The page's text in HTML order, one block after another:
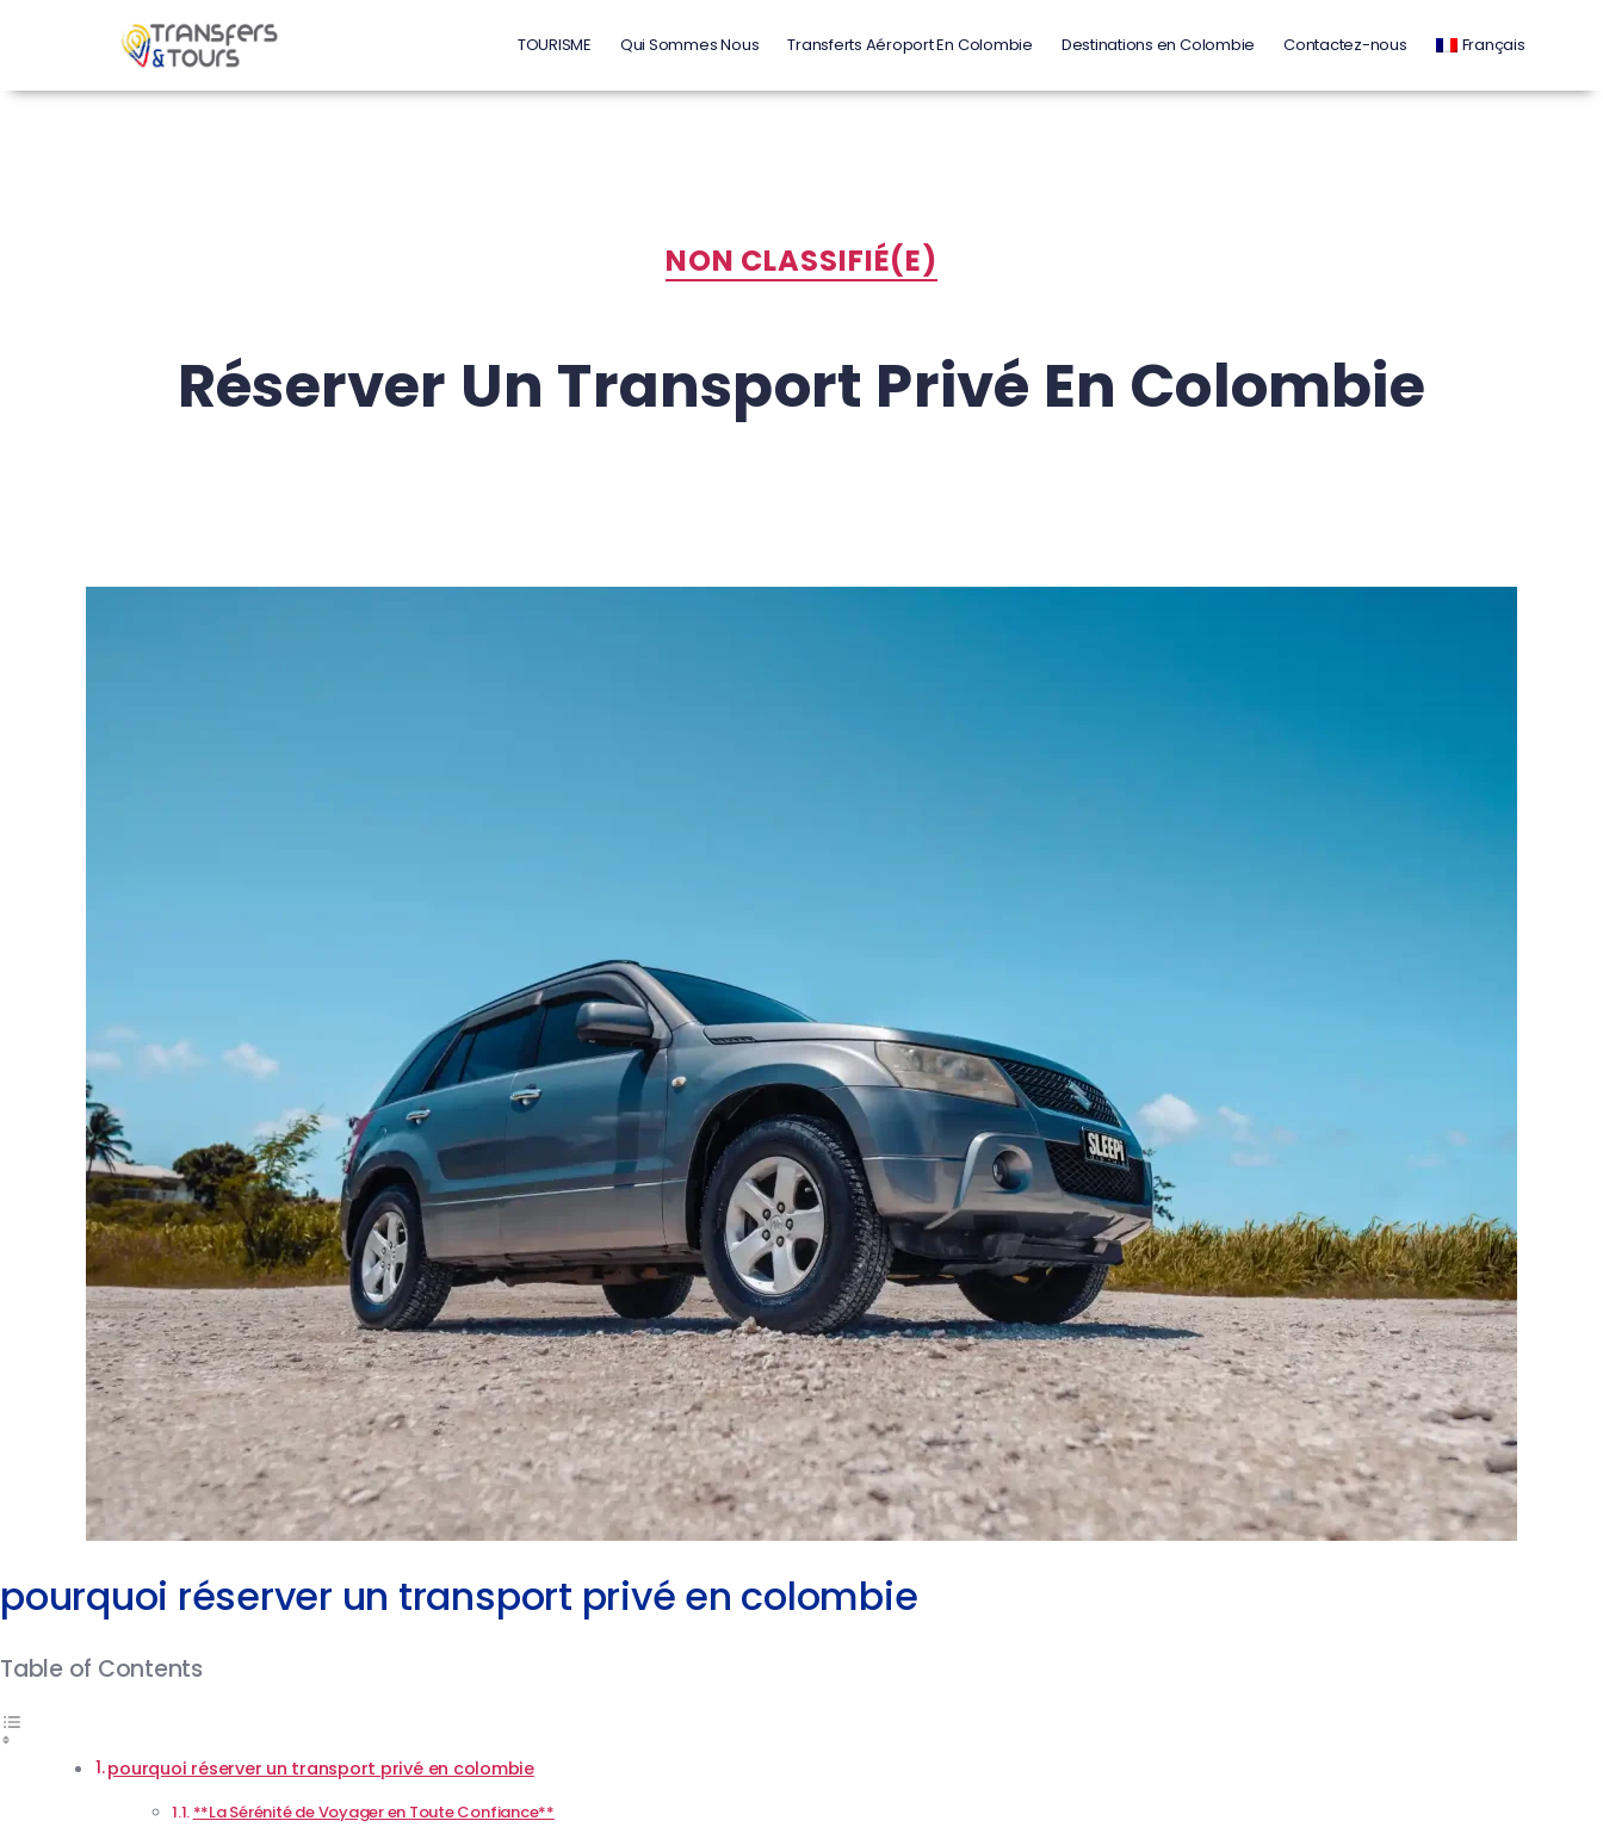
TOURISME Qui Sommes Nous Transferts Aéroport En Colombie Destinations en Colombie Contactez-nous Français
NON CLASSIFIÉ(E)
Réserver Un Transport Privé En Colombie
pourquoi réserver un transport privé en colombie
Table of Contents
pourquoi réserver un transport privé en colombie
**La Sérénité de Voyager en Toute Confiance**